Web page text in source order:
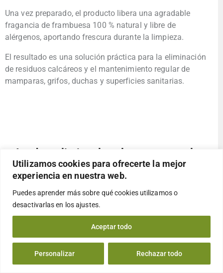
Utilizamos cookies para ofrecerte la mejor
experiencia en nuestra web.
Puedes aprender más sobre qué cookies utilizamos o
desactivarlas en losajustes.
Personalizar Rechazar todo
Aceptar todo
Una vez preparado, el producto libera una agradable
fragancia de frambuesa 100 % natural y libre de
alérgenos, aportando frescura durante la limpieza.
El resultado es una solución práctica para la eliminación
de residuos calcáreos y el mantenimiento regular de
mamparas, grifos, duchas y superficies sanitarias.
Ayuda a eliminar la cal y recuperar el
brillo de las superficies
Uno de los aspectos más valorados de CleanPill® es su
capacidad para actuar sobre los residuos habituales
generados por el agua y el uso continuado del baño.
Puede utilizarse sobre:
Mamparas de ducha.